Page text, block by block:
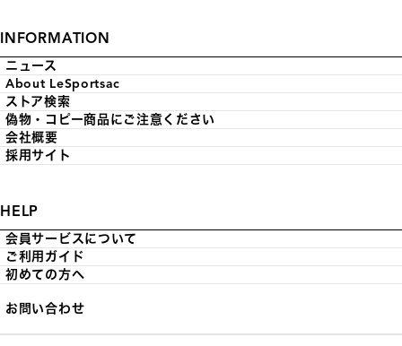
INFORMATION
ニュース
About LeSportsac
ストア検索
偽物・コピー商品にご注意ください
会社概要
採用サイト
HELP
会員サービスについて
ご利用ガイド
初めての方へ
お問い合わせ